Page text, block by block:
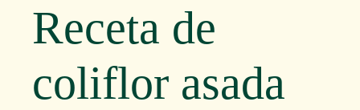
Receta de
coliflor asada